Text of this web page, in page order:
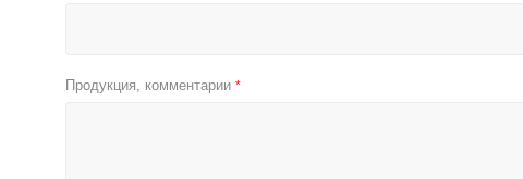
Продукция, комментарии *